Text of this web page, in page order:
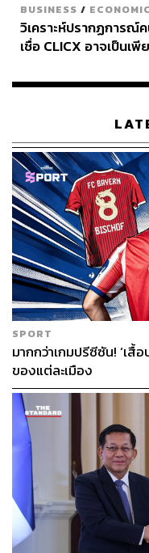
BUSINESS / ECONOMIC
วิเคราะห์ปรากฏการณ์
เชื่อ CLICX อาจเป็นเ
เรือนไทยที่ถูกซุกไว้
SPORT
มากกว่าเกมปรีซีซัน! ‘เ
ของแต่ละเมือง